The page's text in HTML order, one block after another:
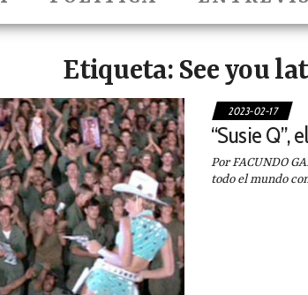
Etiqueta: See you
2023-02-17
“Susie Q”,
Por FACUNDO
todo el mundo